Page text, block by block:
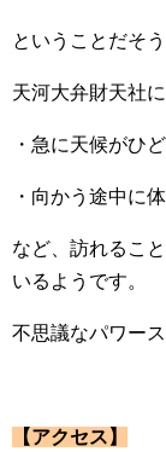
ということだそう
天河大弁財天社
・急に天候がひ
・向かう途中に
など、訪れるこ
いるようです。
不思議なパワー
【アクセス】